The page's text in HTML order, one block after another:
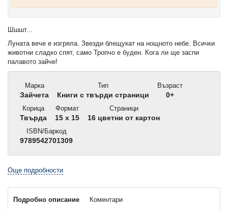
Шшшт...
Луната вече е изгряла. Звезди блещукат на нощното небе. Всички
животни сладко спят, само Тропчо е буден. Кога ли ще заспи
палавото зайче!
Марка
Зайчета
Тип
Книги с твърди страници
Възраст
0+
Корица
Твърда
Формат
15 x 15
Страници
16 цветни от картон
ISBN/Баркод
9789542701309
Още подробности
Подробно описание Коментари